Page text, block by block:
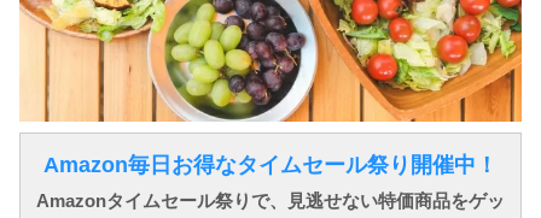
Amazon毎日お得なタイムセール祭り開催中！
Amazonタイムセール祭りで、見逃せない特価商品をゲッ